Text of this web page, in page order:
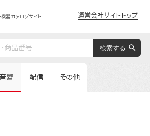
機器カタログサイト 運営会社サイトトップ
音響 配信 その他